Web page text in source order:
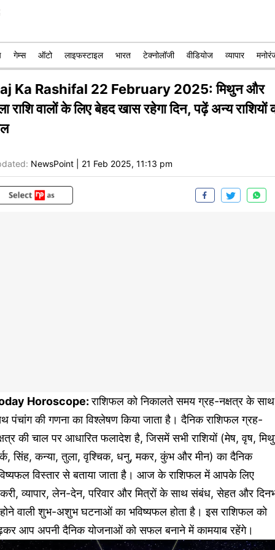
गेम्स ऑटो लाइफस्टाइल भारत टेक्नोलॉजी वीडियोज व्यापार
Ka Rashifal 22 February 2025: मिथुन और
राशि वालों के लिए बेहद खास रहेगा दिन, पढ़ें अन्य राशियों
NewsPoint 21 Feb 2025, 11:13 pm
Horoscope:राशिफल को निकालते समय ग्रह-नक्षत्र के साथ
पंचांग की गणना का विश्लेषण किया जाता है। दैनिक राशिफल ग्रह-
की चाल पर आधारित फलादेश है, जिसमें सभी राशियों (मेष, वृष,
सिंह, कन्या, तुला, वृश्चिक, धनु, मकर, कुंभ और मीन) का दैनिक
विस्तार से बताया जाता है। आज के राशिफल में आपके लिए
व्यापार, लेन-देन, परिवार और मित्रों के साथ संबंध, सेहत और
वाली शुभ-अशुभ घटनाओं का भविष्यफल होता है। इस राशिफल को
आप अपनी दैनिक योजनाओं को सफल बनाने में कामयाब रहेंगे।